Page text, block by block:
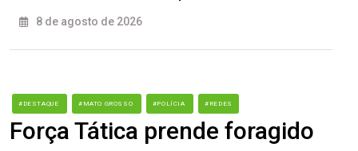
8 de agosto de 2026
#DESTAQUE #MATO GROSSO #POLÍCIA #REDES
Força Tática prende foragido